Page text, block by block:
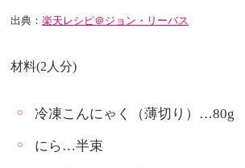
出典：楽天レシピ＠ジョン・リーバス
材料(2人分)
冷凍こんにゃく（薄切り）…80g
にら…半束